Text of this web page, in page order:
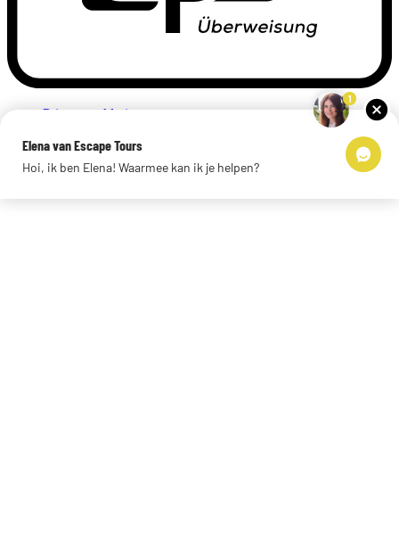
Privacyverklaring
Links
© 2026 Escape Tours
1
Elena van Escape Tours
Hoi, ik ben Elena! Waarmee kan ik je helpen?